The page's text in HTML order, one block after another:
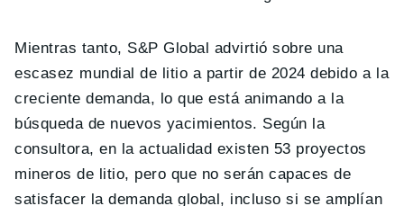
Mientras tanto, S&P Global advirtió sobre una
escasez mundial de litio a partir de 2024 debido a la
creciente demanda, lo que está animando a la
búsqueda de nuevos yacimientos. Según la
consultora, en la actualidad existen 53 proyectos
mineros de litio, pero que no serán capaces de
satisfacer la demanda global, incluso si se amplían